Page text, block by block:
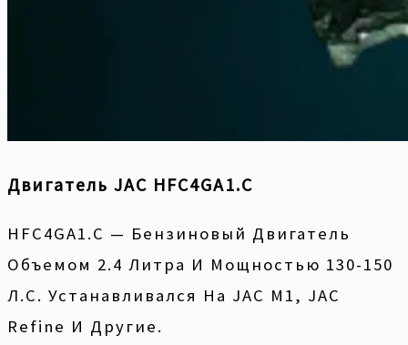
Двигатель JAC HFC4GA1.C
HFC4GA1.C — Бензиновый Двигатель
Объемом 2.4 Литра И Мощностью 130-150
Л.с. Устанавливался На JAC M1, JAC
Refine И Другие.